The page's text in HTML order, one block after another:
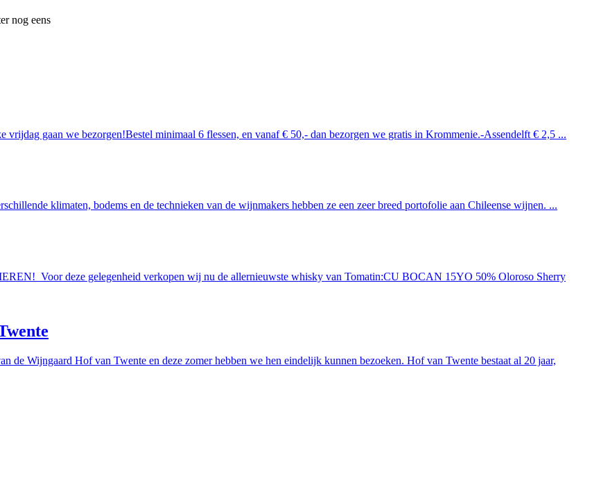
nog eens
gaan we bezorgen!Bestel minimaal 6 flessen, en vanaf € 50,- dan bezorgen we gratis in Krommenie.-Assendelft € 2,5 ...
klimaten, bodems en de technieken van de wijnmakers hebben ze een zeer breed portofolie aan Chileense wijnen. ...
Voor deze gelegenheid verkopen wij nu de allernieuwste whisky van Tomatin:CU BOCAN 15YO 50% Oloroso Sherry
Wijngaard Hof van Twente en deze zomer hebben we hen eindelijk kunnen bezoeken. Hof van Twente bestaat al 20 jaar,